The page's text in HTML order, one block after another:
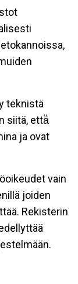
teknistä
siitä, että̈
ja ovat
vain
joiden
Rekisterin